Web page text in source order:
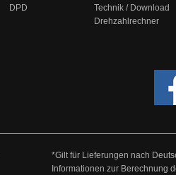
DPD
Technik / Download
Drehzahlrechner
*Gilt für Lieferungen nach
Informationen zur Berechnung